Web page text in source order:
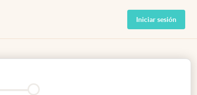
Iniciar sesión